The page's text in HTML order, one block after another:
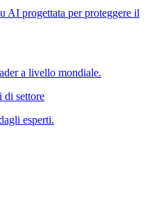
AI progettata per proteggere il
a livello mondiale.
di settore
esperti.